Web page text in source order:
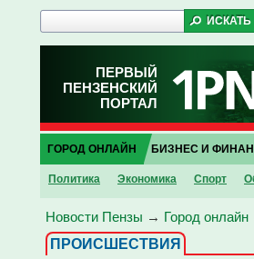
ПЕРВЫЙ
ПЕНЗЕНСКИЙ
ПОРТАЛ
ГОРОД ОНЛАЙН
Политика Экономика Спорт
БИЗНЕС И
Новости Пензы → Город онлайн
ПРОИCШЕСТВИЯ